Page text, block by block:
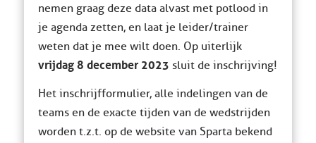
nemen graag deze data alvast met potlood in
je agenda zetten, en laat je leider/trainer
weten dat je mee wilt doen. Op uiterlijk
vrijdag 8 december 2023 sluit de inschrijving!
Het inschrijfformulier, alle indelingen van de
teams en de exacte tijden van de wedstrijden
worden t.z.t. op de website van Sparta bekend